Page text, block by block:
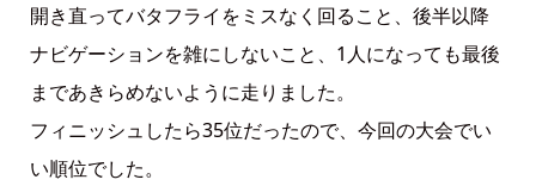
開き直ってバタフライをミスなく回ること、後半以降
ナビゲーションを雑にしないこと、1人になっても最後
まであきらめないように走りました。
フィニッシュしたら35位だったので、今回の大会でい
い順位でした。